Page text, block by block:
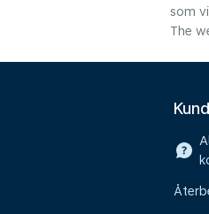
som
The